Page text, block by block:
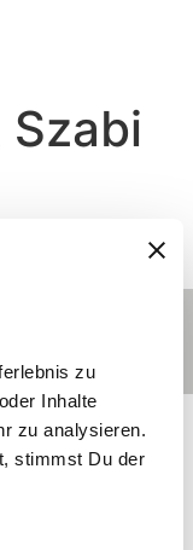
zu
Inhalte
zu analysieren.
stimmst Du der
Szabi